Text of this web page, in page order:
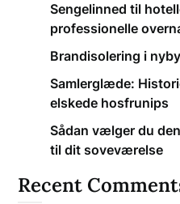
Sengelinned til
professionelle
Brandisolering i
Samlerglæde:
elskede hosfrunips
Sådan vælger du
til dit soveværelse
Recent